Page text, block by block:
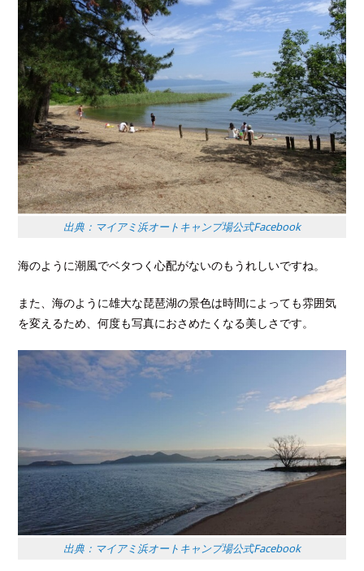
出典：マイアミ浜オートキャンプ場公式Facebook
海のように潮風でベタつく心配がないのもうれしいですね。
また、海のように雄大な琵琶湖の景色は時間によっても雰囲気
を変えるため、何度も写真におさめたくなる美しさです。
出典：マイアミ浜オートキャンプ場公式Facebook